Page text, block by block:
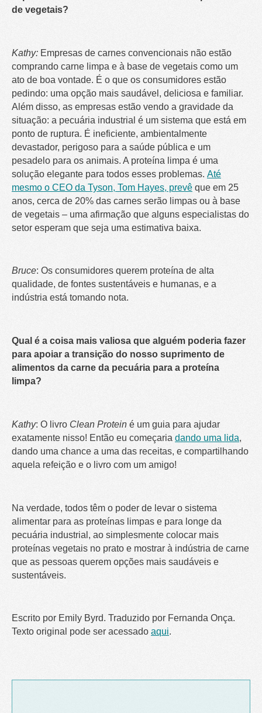
de vegetais?
Kathy: Empresas de carnes convencionais não estão
comprando carne limpa e à base de vegetais como um
ato de boa vontade. É o que os consumidores estão
pedindo: uma opção mais saudável, deliciosa e familiar.
Além disso, as empresas estão vendo a gravidade da
situação: a pecuária industrial é um sistema que está em
ponto de ruptura. É ineficiente, ambientalmente
devastador, perigoso para a saúde pública e um
pesadelo para os animais. A proteína limpa é uma
solução elegante para todos esses problemas. Até
mesmo o CEO da Tyson, Tom Hayes, prevê que em 25
anos, cerca de 20% das carnes serão limpas ou à base
de vegetais – uma afirmação que alguns especialistas do
setor esperam que seja uma estimativa baixa.
Bruce: Os consumidores querem proteína de alta
qualidade, de fontes sustentáveis e humanas, e a
indústria está tomando nota.
Qual é a coisa mais valiosa que alguém poderia fazer
para apoiar a transição do nosso suprimento de
alimentos da carne da pecuária para a proteína
limpa?
Kathy: O livro Clean Protein é um guia para ajudar
exatamente nisso! Então eu começaria dando uma lida,
dando uma chance a uma das receitas, e compartilhando
aquela refeição e o livro com um amigo!
Na verdade, todos têm o poder de levar o sistema
alimentar para as proteínas limpas e para longe da
pecuária industrial, ao simplesmente colocar mais
proteínas vegetais no prato e mostrar à indústria de carne
que as pessoas querem opções mais saudáveis e
sustentáveis.
Escrito por Emily Byrd. Traduzido por Fernanda Onça.
Texto original pode ser acessado aqui.